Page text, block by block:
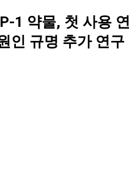
1 약물, 첫 사용 연
인 규명 추가 연구